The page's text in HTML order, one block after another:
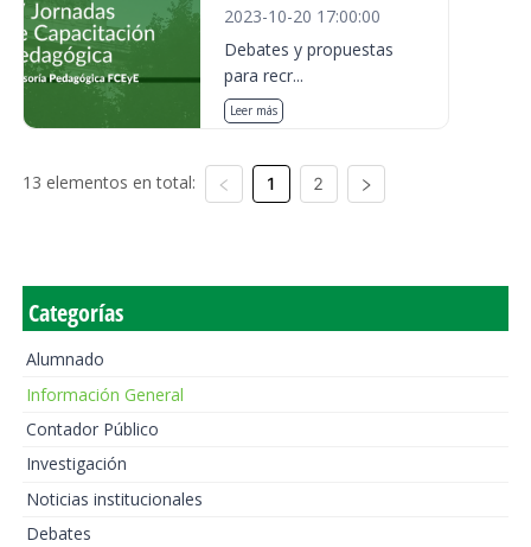
2023-10-20 17:00:00
Debates y propuestas
para recr...
Leer más
13 elementos en total: 1 2
Categorías
Alumnado
Información General
Contador Público
Investigación
Noticias institucionales
Debates